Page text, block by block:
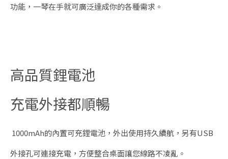
功能，一琴在手就可廣泛達成你的各種需求。
高品質鋰電池
充電外接都順暢
1000mAh的內置可充鋰電池，外出使用持久續航，另有USB
外接孔可連接充電，方便整合桌面讓您線路不凌亂。